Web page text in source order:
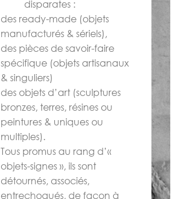
disparates :
des ready-made (objets
manufacturés & sériels),
des pièces de savoir-faire
spécifique (objets artisanaux
& singuliers)
des objets d’art (sculptures
bronzes, terres, résines ou
peintures & uniques ou
multiples).
Tous promus au rang d’«
objets-signes », ils sont
détournés, associés,
entrechoqués, de façon à